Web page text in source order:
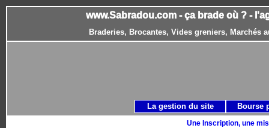
www.Sabradou.com - ça brade où ? -
Braderies, Brocantes, Vides greniers, Marchés
Une Inscription, une
La gestion du site Bourse